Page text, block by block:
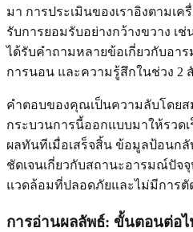
มา การประเมินของเราอิงตามเ
รับการยอมรับอย่างกว้างขวาง เ
ได้รับคำถามหลายข้อเกี่ยวกับอา
การนอน และความรู้สึกในช่วง 2
คำตอบของคุณเป็นความลับโดยส
กระบวนการนี้ออกแบบมาให้รวด
ผลทันทีเมื่อเสร็จสิ้น ข้อมูลป้อนก
ชัดเจนเกี่ยวกับสถานะอารมณ์ปั
แวดล้อมที่ปลอดภัยและไม่มีการตั
การอ่านผลลัพธ์: ขั้นตอนต่อ